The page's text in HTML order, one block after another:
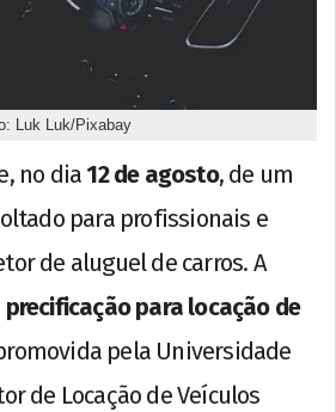
Luk Luk/Pixabay
no dia 12 de agosto, de um
para profissionais e
de aluguel de carros. A
precificação para locação de
pela Universidade
de Locação de Veículos